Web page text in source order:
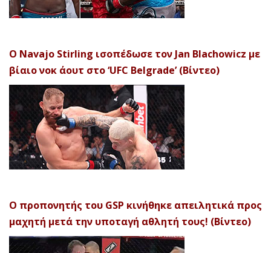
Ο Navajo Stirling ισοπέδωσε τον Jan Blachowicz με
βίαιο νοκ άουτ στο ‘UFC Belgrade’ (Βίντεο)
Ο προπονητής του GSP κινήθηκε απειλητικά προς
μαχητή μετά την υποταγή αθλητή τους! (Βίντεο)